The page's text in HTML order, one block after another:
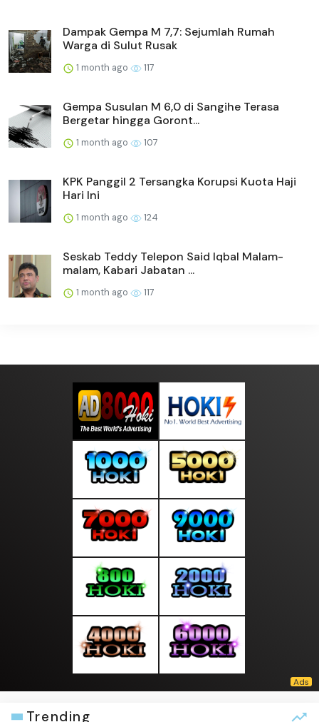
Dampak Gempa M 7,7: Sejumlah Rumah
Warga di Sulut Rusak
1 month ago 117
Gempa Susulan M 6,0 di Sangihe Terasa
Bergetar hingga Goront...
1 month ago 107
KPK Panggil 2 Tersangka Korupsi Kuota Haji
Hari Ini
1 month ago 124
Seskab Teddy Telepon Said Iqbal Malam-
malam, Kabari Jabatan ...
1 month ago 117
Trending